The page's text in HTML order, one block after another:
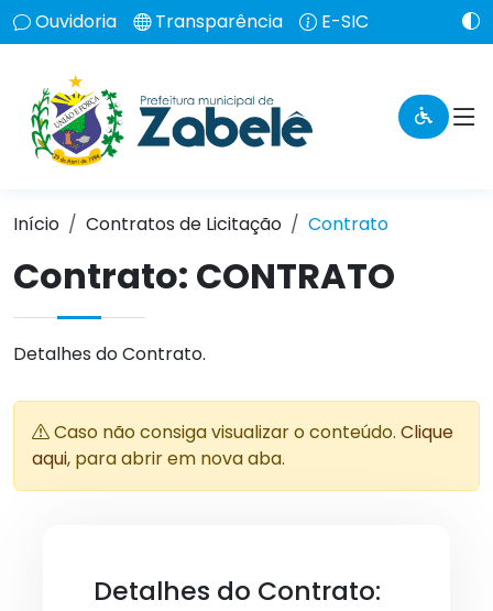
Ouvidoria Transparência E-SIC
Início Contratos de Licitação Contrato
Contrato: CONTRATO
Detalhes do Contrato.
Caso não consiga visualizar o conteúdo. Clique
aqui, para abrir em nova aba.
Detalhes do Contrato: